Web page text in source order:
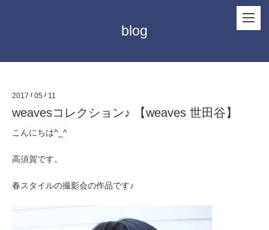
blog
2017 / 05 / 11
weavesコレクション♪ 【weaves 世田谷】
こんにちは^_^
高須賀です。
春スタイルの撮影会の作品です♪